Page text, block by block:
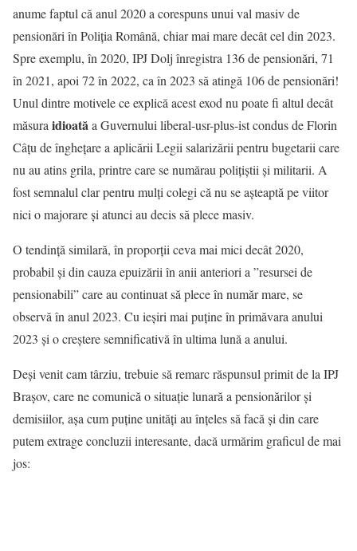
anume faptul că anul 2020 a corespuns unui val masiv de
pensionări în Poliția Română, chiar mai mare decât cel din 2023.
Spre exemplu, în 2020, IPJ Dolj înregistra 136 de pensionări, 71
în 2021, apoi 72 în 2022, ca în 2023 să atingă 106 de pensionări!
Unul dintre motivele ce explică acest exod nu poate fi altul decât
măsura idioatăa Guvernului liberal-usr-plus-ist condus de Florin
Câțu de înghețare a aplicării Legii salarizării pentru bugetarii care
nu au atins grila, printre care se numărau polițiștii și militarii. A
fost semnalul clar pentru mulți colegi că nu se așteaptă pe viitor
nici o majorare și atunci au decis să plece masiv.
O tendință similară, în proporții ceva mai mici decât 2020,
probabil și din cauza epuizării în anii anteriori a ”resursei de
pensionabili” care au continuat să plece în număr mare, se
observă în anul 2023. Cu ieșiri mai puține în primăvara anului
2023 și o creștere semnificativă în ultima lună a anului.
Deși venit cam târziu, trebuie să remarc răspunsul primit de la IPJ
Brașov, care ne comunică o situație lunară a pensionărilor și
demisiilor, așa cum puține unități au înțeles să facă și din care
putem extrage concluzii interesante, dacă urmărim graficul de mai
jos: